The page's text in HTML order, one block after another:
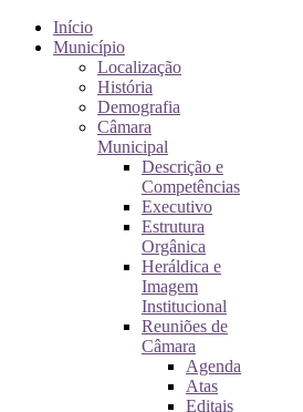
Início
Município
Localização
História
Demografia
Câmara
Municipal
Descrição e
Competências
Executivo
Estrutura
Orgânica
Heráldica e
Imagem
Institucional
Reuniões de
Câmara
Agenda
Atas
Editais